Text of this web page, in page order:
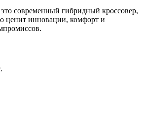
современный гибридный кроссовер,
ценит инновации, комфорт и